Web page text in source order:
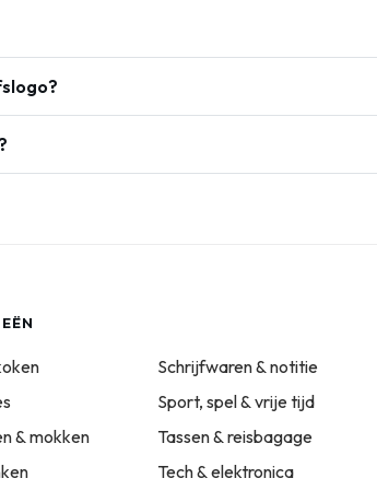
& mokken
Schrijfwaren & notitie
Sport, spel & vrije tijd
Tassen & reisbagage
Tech & elektronica